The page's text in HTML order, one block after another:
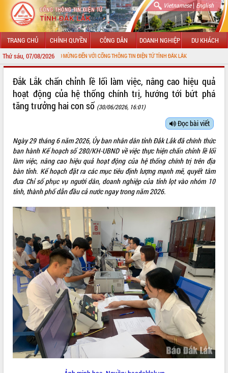
Vietnamese| English
TRANG CHỦ CHÍNH QUYỀN CÔNG DÂN DOANH NGHIỆP DU KHÁCH
Thứ sáu, 07/08/2026
CHÀO MỪNG ĐẾN VỚI CỔNG THÔNG TIN ĐIỆN TỬ TỈNH ĐẮK LẮK
GIỚI THIỆU
LÃNH ĐẠO UBND TỈNH
SỞ, BAN, NGÀNH
UBND CÁC XÃ, PHƯỜNG
THÔNG TIN CHỈ ĐẠO ĐIỀU HÀNH
VĂN BẢN HĐND TỈNH
ĐIỂM TIN VĂN BẢN
QUY HOẠCH - KẾ HOẠCH
Đắk Lắk chấn chỉnh lề lối làm việc, nâng cao hiệu quả
hoạt động của hệ thống chính trị, hướng tới bứt phá
tăng trưởng hai con số (30/06/2026, 16:01)
Đọc bài viết
Ngày 29 tháng 6 năm 2026, Ủy ban nhân dân tỉnh Đắk Lắk đã chính thức
ban hành Kế hoạch số 280/KH-UBND về việc thực hiện chấn chỉnh lề lối
làm việc, nâng cao hiệu quả hoạt động của hệ thống chính trị trên địa
bàn tỉnh. Kế hoạch đặt ra các mục tiêu định lượng mạnh mẽ, quyết tâm
đưa Chỉ số phục vụ người dân, doanh nghiệp của tỉnh lọt vào nhóm 10
tỉnh, thành phố dẫn đầu cả nước ngay trong năm 2026.